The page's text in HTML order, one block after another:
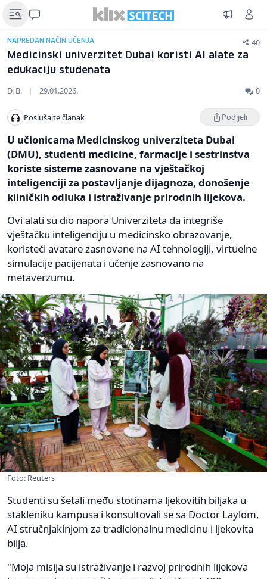
NAPREDAN NAČIN UČENJA 40
Medicinski univerzitet Dubai koristi AI alate za
edukaciju studenata
D. B. | 29.01.2026. 0
Poslušajte članak Podijeli
U učionicama Medicinskog univerziteta Dubai
(DMU), studenti medicine, farmacije i sestrinstva
koriste sisteme zasnovane na vještačkoj
inteligenciji za postavljanje dijagnoza, donošenje
kliničkih odluka i istraživanje prirodnih lijekova.
Ovi alati su dio napora Univerziteta da integriše
vještačku inteligenciju u medicinsko obrazovanje,
koristeći avatare zasnovane na AI tehnologiji, virtuelne
simulacije pacijenata i učenje zasnovano na
metaverzumu.
Foto: Reuters
Studenti su šetali među stotinama ljekovitih biljaka u
stakleniku kampusa i konsultovali se sa Doctor Laylom,
AI stručnjakinjom za tradicionalnu medicinu i ljekovita
bilja.
"Moja misija su istraživanje i razvoj prirodnih lijekova